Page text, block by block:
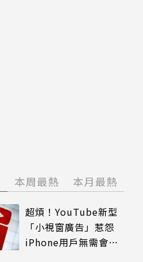
本周最熱 本月最熱
超煩！YouTube新型
「小視窗廣告」惹怨
iPhone用戶無需會員